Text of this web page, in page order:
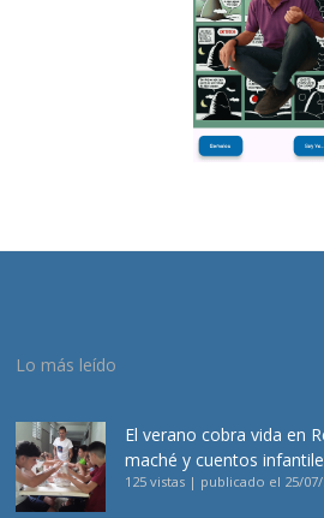
Lo más leído
El verano cobra vida en
maché y cuentos
125 vistas | publicado el 25/07/